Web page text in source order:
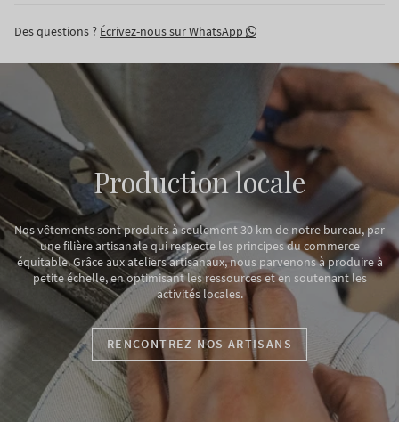
Des questions ? Écrivez-nous sur WhatsApp
Production locale
Nos vêtements sont produits à seulement 30 km de notre bureau, par
une filière artisanale qui respecte les principes du commerce
équitable. Grâce aux ateliers artisanaux, nous parvenons à produire à
petite échelle, en optimisant les ressources et en soutenant les
activités locales.
RENCONTREZ NOS ARTISANS